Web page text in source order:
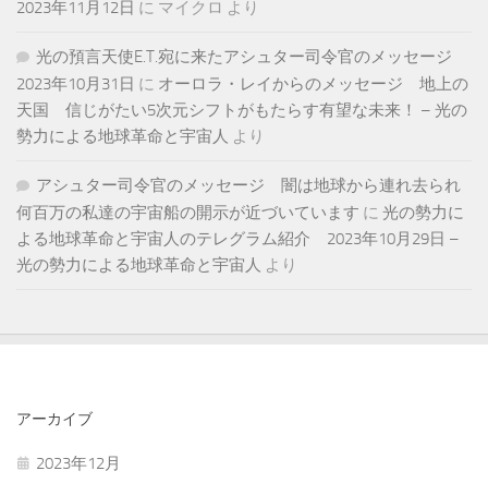
2023年11月12日 に マイクロ より
光の預言天使E.T.宛に来たアシュター司令官のメッセージ
2023年10月31日 に オーロラ・レイからのメッセージ 地上の
天国 信じがたい5次元シフトがもたらす有望な未来！ – 光の
勢力による地球革命と宇宙人 より
アシュター司令官のメッセージ 闇は地球から連れ去られ
何百万の私達の宇宙船の開示が近づいています に 光の勢力に
よる地球革命と宇宙人のテレグラム紹介 2023年10月29日 –
光の勢力による地球革命と宇宙人 より
アーカイブ
2023年12月